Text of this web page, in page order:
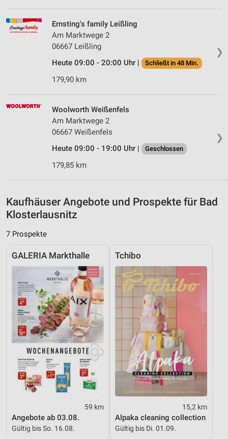
❯
Ernsting's family Leißling
Am Marktwege 2
06667 Leißling
Heute 09:00 - 20:00 Uhr |
Schließt in 48 Min.
179,90 km
❯
Woolworth Weißenfels
Am Marktwege 2
06667 Weißenfels
Heute 09:00 - 19:00 Uhr |
Geschlossen
179,85 km
Kaufhäuser Angebote und Prospekte für Bad
Klosterlausnitz
7 Prospekte
GALERIA Markthalle
59 km
Angebote ab 03.08.
Gültig bis So. 16.08.
Tchibo
15,2 km
Alpaka cleaning collection
Gültig bis Di. 01.09.
Verwendung von Profilen zur Auswahl
personalisierter Werbung
Erstellung von Profilen zur Personalisierung
von Inhalten
personalisierter Inhalte
Messung der Werbeleistung
Messung der Performance von Inhalten
Analyse von Zielgruppen durch Statistiken oder
Entwicklung und Verbesserung der Angebote
Inhalten
IAB-Besonderheiten:
Verwendung genauer Standortdaten
Geräte anhand von aktiv angeforderten
Informationen identifizieren
Nicht-IAB-Verarbeitungszwecke:
Notwendig
Performance
Funktional
Werbung